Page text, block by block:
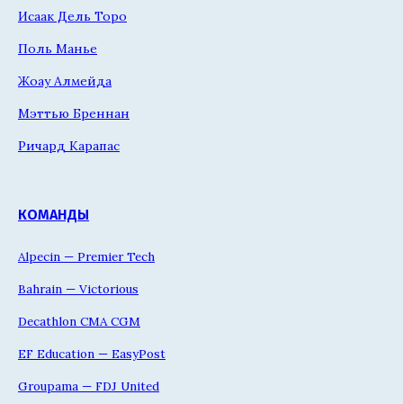
Исаак Дель Торо
Поль Манье
Жоау Алмейда
Мэттью Бреннан
Ричард Карапас
КОМАНДЫ
Alpecin — Premier Tech
Bahrain — Victorious
Decathlon CMA CGM
EF Education — EasyPost
Groupama — FDJ United